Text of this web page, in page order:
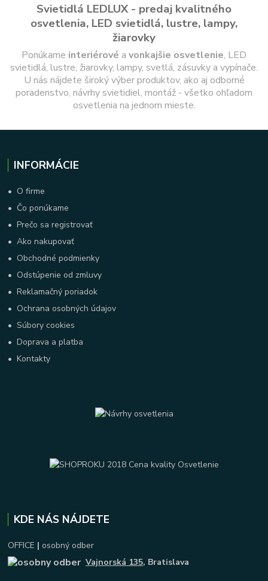
Svietidlá LEDLUX - predaj kvalitného
osvetlenia, LED svietidlá, lustre, lampy,
žiarovky
Ponúkame interiérové a vonkajšie osvetlenie, LED
svietidlá, lustre, žiarovky, lampy, svetlá, zásuvky a vypínače.
U nás nájdete široký výber produktov, ako aj odborné
poradenstvo, návrhy svietidiel, montáž - všetko ohľadom
osvetlenia na jednom mieste.
INFORMÁCIE
• O firme
• Čo ponúkame
•Prečo sa registrovať
•Ako nakupovať
• Obchodné podmienky
• Odstúpenie od zmluvy
•Reklamačný poriadok
• Ochrana osobných údajov
•Súbory cookies
•Doprava a platba
•Kontakty
KDE NÁS NÁJDETE
OFFICE | osobný odber
Vajnorská 135, Bratislava